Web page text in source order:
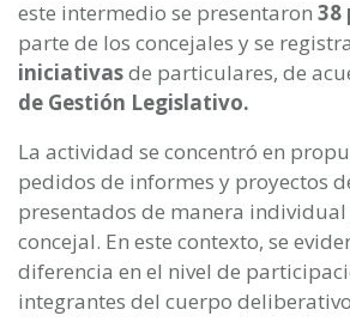
este intermedio se presentaron 38
parte de los concejales y se
iniciativasde particulares, de
de Gestión Legislativo.
La actividad se concentró en
pedidos de informes y proyectos
presentados de manera
concejal. En este contexto, se
diferencia en el nivel de
integrantes del cuerpo